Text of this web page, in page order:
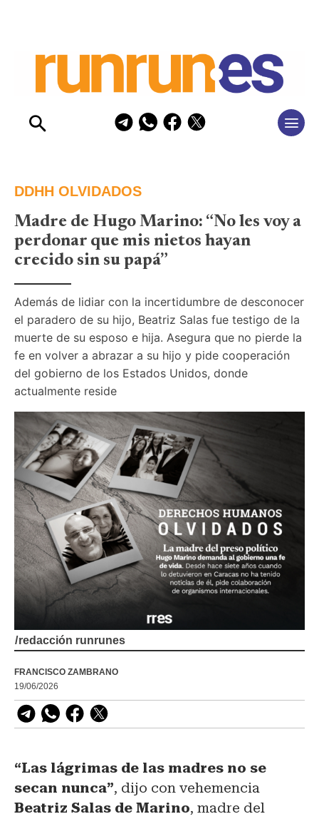
DDHH OLVIDADOS
Madre de Hugo Marino: “No les voy a
perdonar que mis nietos hayan
crecido sin su papá”
Además de lidiar con la incertidumbre de desconocer
el paradero de su hijo, Beatriz Salas fue testigo de la
muerte de su esposo e hija. Asegura que no pierde la
fe en volver a abrazar a su hijo y pide cooperación
del gobierno de los Estados Unidos, donde
/redacción runrunes
FRANCISCO ZAMBRANO
19/06/2026
“Las lágrimas de las madres no se
secan nunca”, dijo con vehemencia
Beatriz Salas de Marino, madre del